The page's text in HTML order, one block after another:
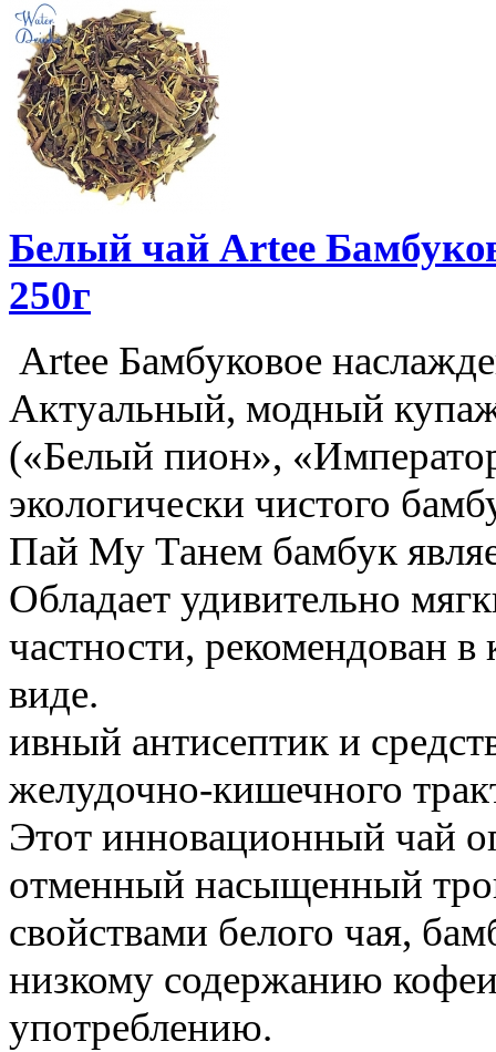
Белый чай Artee
250г
Artee Бамбуковое
Актуальный, модный
(«Белый пион»,
экологически чистого
Пай Му Танем бамбук
Обладает удивительно
частности, рекомендован в
виде.
ивный антисептик и
желудочно-кишечного
Этот инновационный чай
отменный насыщенный
свойствами белого чая,
низкому содержанию
употреблению.